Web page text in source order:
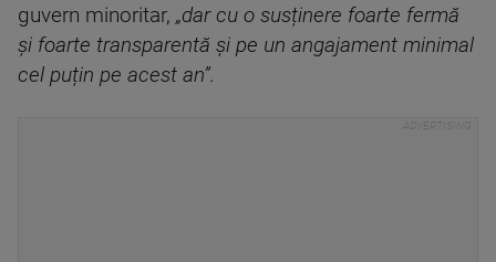
guvern minoritar, „dar cu o susținere foarte fermă
și foarte transparentă și pe un angajament minimal
cel puțin pe acest an”.